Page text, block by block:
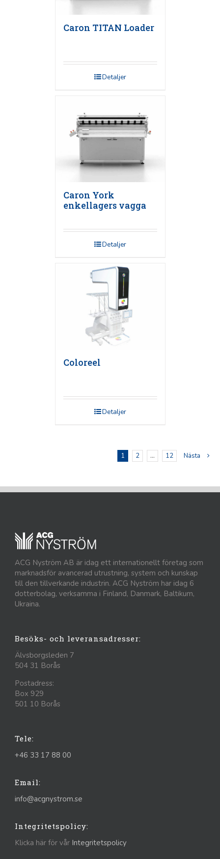
Caron TITAN Loader
Detaljer
Caron York
enkellagers vagga
Detaljer
Coloreel
Detaljer
1 2 … 12 Nästa
ACG Nyström AB är idag ett internationellt företag som
marknadsför avancerad utrustning, system och kunskap
till den tillverkande industrin. ACG Nyström har idag 6
dotterbolag, verksamma i Finland, Danmark, Baltikum,
Ukraina.
Besöks- och leveransadresser:
Älvsborgsleden 7
504 31 Borås
Postadress:
Box 929
501 10 Borås
Tele:
+46 33 17 88 00
Email:
info@acgnystrom.se
Integritetspolicy:
Klicka här för vår Integritetspolicy